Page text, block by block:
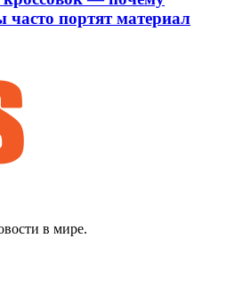
часто портят материал
в мире.